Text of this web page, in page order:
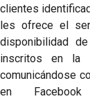
clientes
les ofrece el
disponibilidad
inscritos en la
comunicándose
en